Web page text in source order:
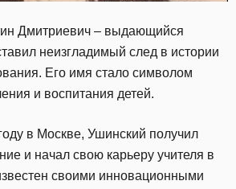
Дмитриевич – выдающийся
неизгладимый след в истории
Его имя стало символом
и воспитания детей.
в Москве, Ушинский получил
и начал свою карьеру учителя в
своими инновационными